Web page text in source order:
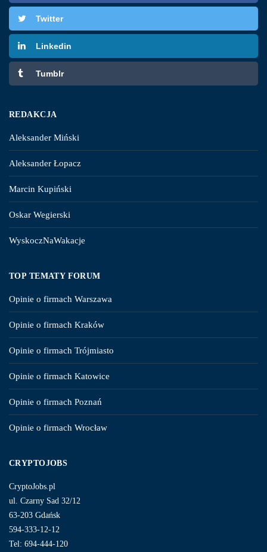
Twitter
Linkedin
Tumblr
REDAKCJA
Aleksander Miński
Aleksander Łopacz
Marcin Kupiński
Oskar Wegierski
WyskoczNaWakacje
TOP TEMATY FORUM
Opinie o firmach Warszawa
Opinie o firmach Kraków
Opinie o firmach Trójmiasto
Opinie o firmach Katowice
Opinie o firmach Poznań
Opinie o firmach Wrocław
CRYPTOJOBS
CryptoJobs.pl
ul. Czarny Sad 32/12
63-203 Gdańsk
594-333-12-12
Tel: 694-444-120